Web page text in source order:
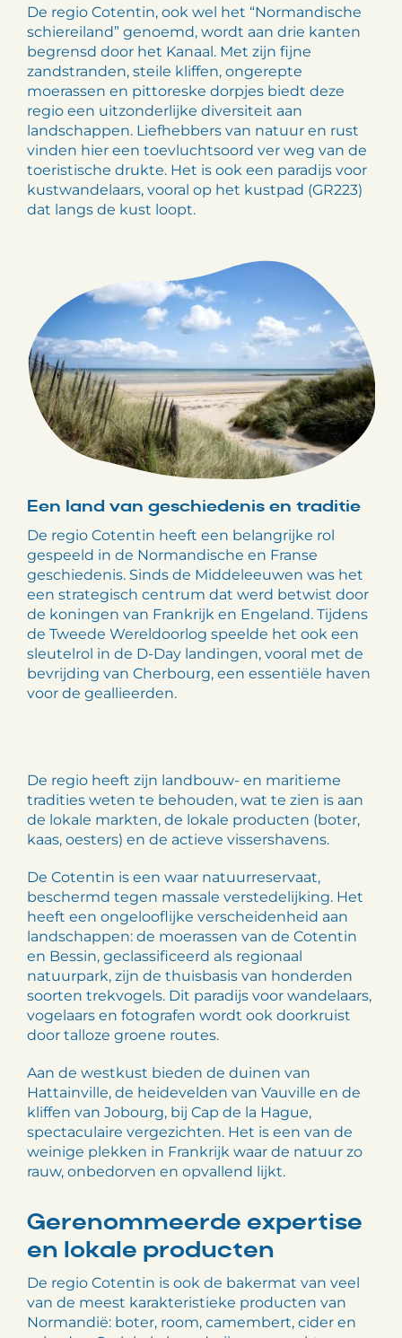
De regio Cotentin, ook wel het “Normandische
schiereiland” genoemd, wordt aan drie kanten
begrensd door het Kanaal. Met zijn fijne
zandstranden, steile kliffen, ongerepte
moerassen en pittoreske dorpjes biedt deze
regio een uitzonderlijke diversiteit aan
landschappen. Liefhebbers van natuur en rust
vinden hier een toevluchtsoord ver weg van de
toeristische drukte. Het is ook een paradijs voor
kustwandelaars, vooral op het kustpad (GR223)
dat langs de kust loopt.
Een land van geschiedenis en traditie
De regio Cotentin heeft een belangrijke rol
gespeeld in de Normandische en Franse
geschiedenis. Sinds de Middeleeuwen was het
een strategisch centrum dat werd betwist door
de koningen van Frankrijk en Engeland. Tijdens
de Tweede Wereldoorlog speelde het ook een
sleutelrol in de D-Day landingen, vooral met de
bevrijding van Cherbourg, een essentiële haven
voor de geallieerden.
De regio heeft zijn landbouw- en maritieme
tradities weten te behouden, wat te zien is aan
de lokale markten, de lokale producten (boter,
kaas, oesters) en de actieve vissershavens.
De Cotentin is een waar natuurreservaat,
beschermd tegen massale verstedelijking. Het
heeft een ongelooflijke verscheidenheid aan
landschappen: de moerassen van de Cotentin
en Bessin, geclassificeerd als regionaal
natuurpark, zijn de thuisbasis van honderden
soorten trekvogels. Dit paradijs voor wandelaars,
vogelaars en fotografen wordt ook doorkruist
door talloze groene routes.
Aan de westkust bieden de duinen van
Hattainville, de heidevelden van Vauville en de
kliffen van Jobourg, bij Cap de la Hague,
spectaculaire vergezichten. Het is een van de
weinige plekken in Frankrijk waar de natuur zo
rauw, onbedorven en opvallend lijkt.
Gerenommeerde expertise
en lokale producten
De regio Cotentin is ook de bakermat van veel
van de meest karakteristieke producten van
Normandië: boter, room, camembert, cider en